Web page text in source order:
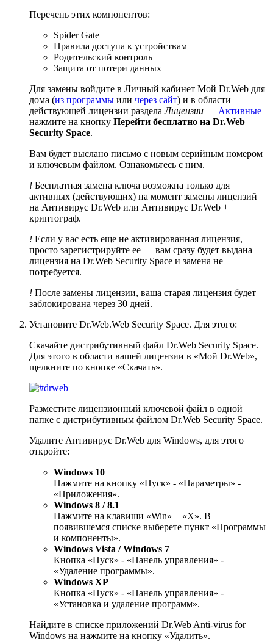
Перечень этих компонентов:
Spider Gate
Правила доступа к устройствам
Родительский контроль
Защита от потери данных
Для замены войдите в Личный кабинет Мой Dr.Web для
дома (из программы или через сайт) и в области
действующей лицензии разделаЛицензии — Активные
нажмите на кнопку Перейти бесплатно на Dr.Web
Security Space.
Вам будет выслано письмо с новым серийным номером
и ключевым файлом. Ознакомьтесь с ним.
! Бесплатная замена ключа возможна только для
активных (действующих) на момент замены лицензий
на Антивирус Dr.Web или Антивирус Dr.Web +
криптограф.
! Если у вас есть еще не активированная лицензия,
просто зарегистрируйте ее — вам сразу будет выдана
лицензия на Dr.Web Security Space и замена не
потребуется.
! После замены лицензии, ваша старая лицензия будет
заблокирована через 30 дней.
Установите Dr.Web.Web Security Space. Для этого:
Скачайте дистрибутивный файл Dr.Web Security Space.
Для этого в области вашей лицензии в «Мой Dr.Web»,
щелкните по кнопке «Скачать».
Разместите лицензионный ключевой файл в одной
папке с дистрибутивным файлом Dr.Web Security Space.
Удалите Антивирус Dr.Web для Windows, для этого
откройте:
Windows 10
Нажмите на кнопку «Пуск» - «Параметры» -
«Приложения».
Windows 8 / 8.1
Нажмите на клавиши «Win» + «X». В
появившемся списке выберете пункт «Программы
и компоненты».
Windows Vista / Windows 7
Кнопка «Пуск» - «Панель управления» -
«Удаление программы».
Windows XP
Кнопка «Пуск» - «Панель управления» -
«Установка и удаление программ».
Найдите в списке приложений Dr.Web Anti-virus for
Windows на нажмите на кнопку «Удалить».